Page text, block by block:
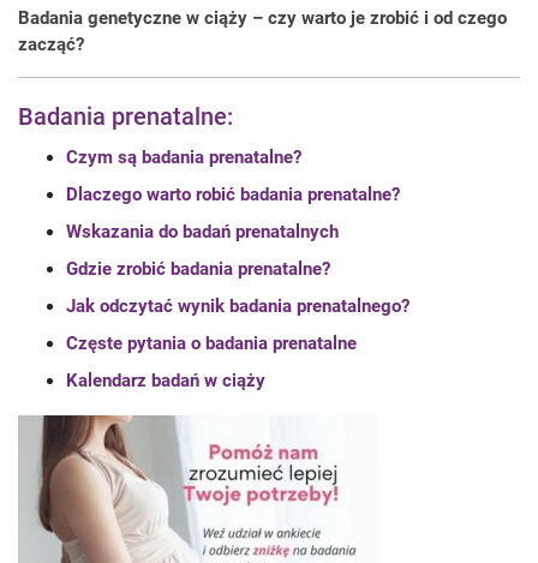
Badania genetyczne w ciąży – czy warto je zrobić i od czego
zacząć?
Badania prenatalne:
Czym są badania prenatalne?
Dlaczego warto robić badania prenatalne?
Wskazania do badań prenatalnych
Gdzie zrobić badania prenatalne?
Jak odczytać wynik badania prenatalnego?
Częste pytania o badania prenatalne
Kalendarz badań w ciąży